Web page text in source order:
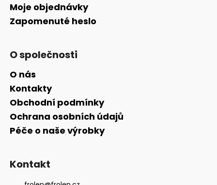
Moje objednávky
Zapomenuté heslo
O společnosti
O nás
Kontakty
Obchodní podmínky
Ochrana osobních údajů
Péče o naše výrobky
Kontakt